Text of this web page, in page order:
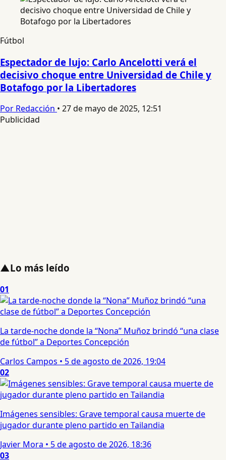
Fútbol
Espectador de lujo: Carlo Ancelotti verá el
decisivo choque entre Universidad de Chile y
Botafogo por la Libertadores
Por Redacción • 27 de mayo de 2025, 12:51
Publicidad
▲Lo más leído
01
La tarde-noche donde la “Nona” Muñoz brindó “una clase
de fútbol” a Deportes Concepción
Carlos Campos • 5 de agosto de 2026, 19:04
02
Imágenes sensibles: Grave temporal causa muerte de
jugador durante pleno partido en Tailandia
Javier Mora • 5 de agosto de 2026, 18:36
03